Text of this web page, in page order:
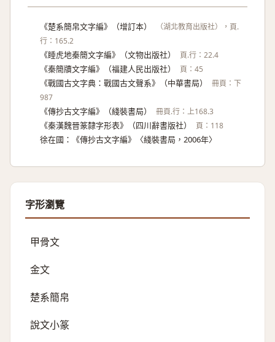
《楚系簡帛文字編》（增訂本）
（湖北教育出版社），頁.
行：165.2
《睡虎地秦簡文字編》（文物出版社） 頁.行：22.4
《秦簡牘文字編》（福建人民出版社） 頁：45
《戰國古文字典：戰國古文聲系》（中華書局）
冊頁：下
987
《傳抄古文字編》（綫裝書局） 冊頁.行：上168.3
《秦漢魏晉篆隸字形表》（四川辭書版社） 頁：118
徐在國：《傳抄古文字編》〈綫裝書局，2006年〉
字形瀏覽
甲骨文
金文
楚系簡帛
說文小篆